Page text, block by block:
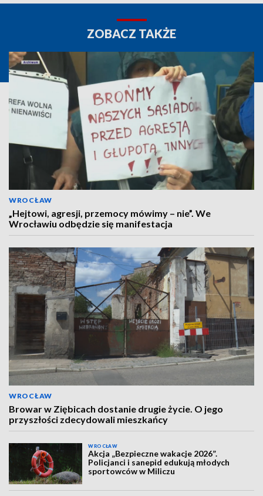
ZOBACZ TAKŻE
WROCŁAW
„Hejtowi, agresji, przemocy mówimy – nie”. We
Wrocławiu odbędzie się manifestacja
WROCŁAW
Browar w Ziębicach dostanie drugie życie. O jego
przyszłości zdecydowali mieszkańcy
WROCŁAW
Akcja „Bezpieczne wakacje 2026”.
Policjanci i sanepid edukują młodych
sportowców w Miliczu